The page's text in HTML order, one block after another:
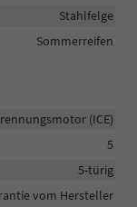
Stahlfelge
Sommerreifen
(ICE)
5
5-türig
vom Hersteller